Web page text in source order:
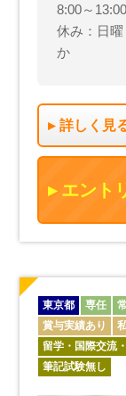
8:00～13:00
休み：日
か
詳しく見
エント
東京都 専任
賞与実績あり
留学・国際交流
筆記試験無し